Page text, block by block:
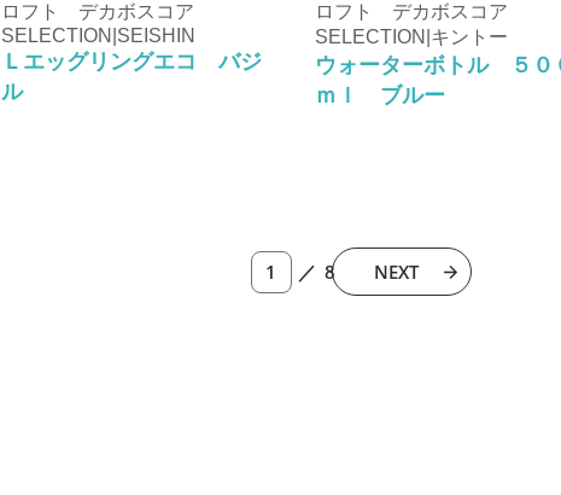
ロフト デカボスコア
SELECTION|SEISHIN
Ｌエッグリングエコ バジ
ル
ロフト デカボスコア
SELECTION|キントー
ウォーターボトル ５０
ｍｌ ブルー
／ 8 NEXT